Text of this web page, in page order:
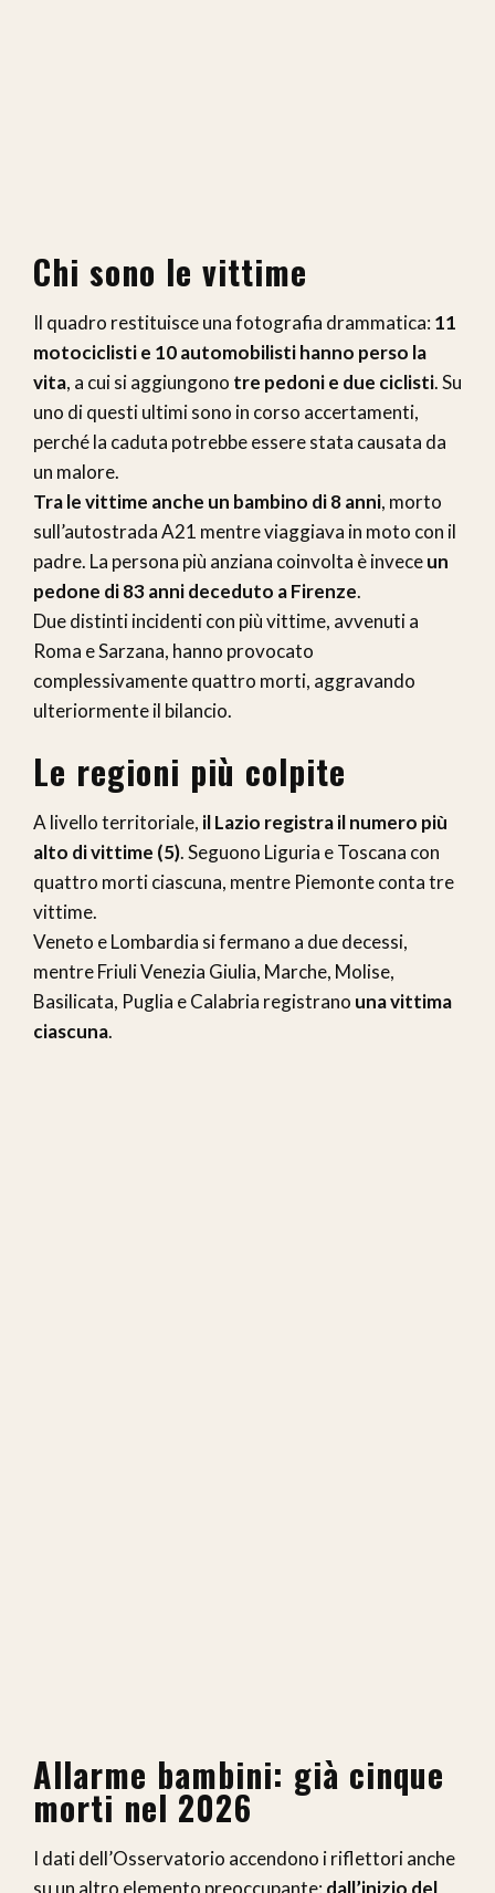
Chi sono le vittime
Il quadro restituisce una fotografia drammatica: 11
motociclisti e 10 automobilisti hanno perso la
vita, a cui si aggiungono tre pedoni e due ciclisti. Su
uno di questi ultimi sono in corso accertamenti,
perché la caduta potrebbe essere stata causata da
un malore.
Tra le vittime anche un bambino di 8 anni, morto
sull’autostrada A21 mentre viaggiava in moto con il
padre. La persona più anziana coinvolta è inveceun
pedone di 83 anni deceduto a Firenze.
Due distinti incidenti con più vittime, avvenuti a
Roma e Sarzana, hanno provocato
complessivamente quattro morti, aggravando
ulteriormente il bilancio.
Le regioni più colpite
A livello territoriale, il Lazio registra il numero più
alto di vittime (5). Seguono Liguria e Toscana con
quattro morti ciascuna, mentre Piemonte conta tre
vittime.
Veneto e Lombardia si fermano a due decessi,
mentre Friuli Venezia Giulia, Marche, Molise,
Basilicata, Puglia e Calabria registrano una vittima
ciascuna.
Allarme bambini: già cinque
morti nel 2026
I dati dell’Osservatorio accendono i riflettori anche
su un altro elemento preoccupante: dall’inizio del